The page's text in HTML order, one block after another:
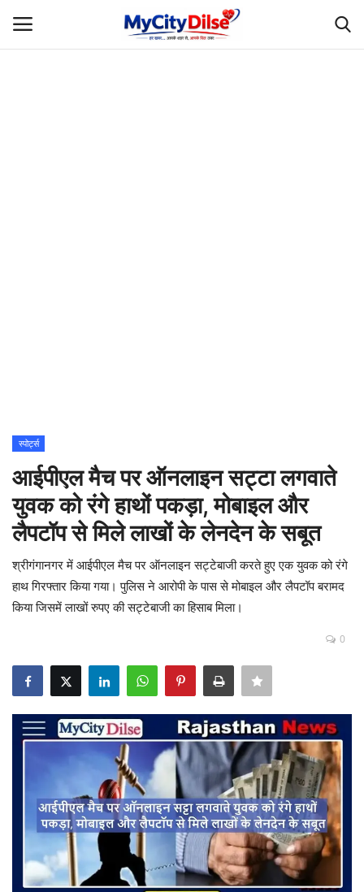
शिक्षा
Rajasthani Influencers
देश
दुनिया
ऑटोमोबाइल
पॉलिटिक्स
धर्म
टेक ज्ञान
Language
English Hindi
स्पोर्ट्स
आईपीएल मैच पर ऑनलाइन सट्टा लगवाते
युवक को रंगे हाथों पकड़ा, मोबाइल और
लैपटॉप से मिले लाखों के लेनदेन के सबूत
श्रीगंगानगर में आईपीएल मैच पर ऑनलाइन सट्टेबाजी करते हुए एक युवक को रंगे
हाथ गिरफ्तार किया गया। पुलिस ने आरोपी के पास से मोबाइल और लैपटॉप बरामद
किया जिसमें लाखों रुपए की सट्टेबाजी का हिसाब मिला।
0